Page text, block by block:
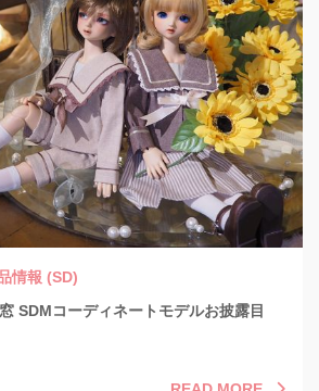
情報 (SD)
SDMコーディネートモデルお披露目